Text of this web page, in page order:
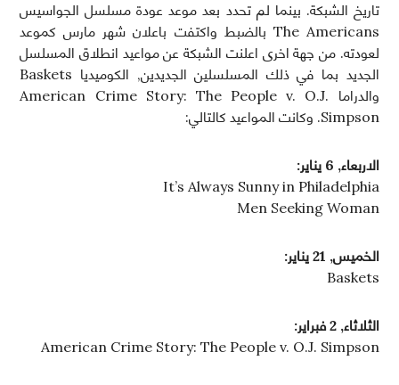
تاريخ الشبكة. بينما لم تحدد بعد موعد عودة مسلسل الجواسيس
The Americans بالضبط واكتفت باعلان شهر مارس كموعد
لعودته. من جهة اخرى اعلنت الشبكة عن مواعيد انطلاق المسلسل
الجديد بما في ذلك المسلسلين الجديدين, الكوميديا Baskets
والدراما American Crime Story: The People v. O.J.
Simpson. وكانت المواعيد كالتالي:
الاربعاء, 6 يناير:
It’s Always Sunny in Philadelphia
Men Seeking Woman
الخميس, 21 يناير:
Baskets
الثلاثاء, 2 فبراير:
American Crime Story: The People v. O.J. Simpson